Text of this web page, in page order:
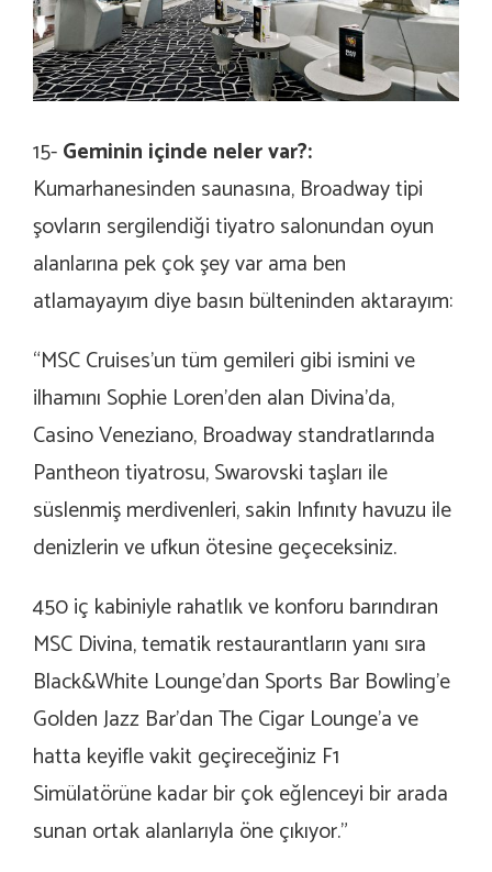
15-Geminin içinde neler var?:
Kumarhanesinden saunasına, Broadway tipi
şovların sergilendiği tiyatro salonundan oyun
alanlarına pek çok şey var ama ben
atlamayayım diye basın bülteninden aktarayım:
“MSC Cruises’un tüm gemileri gibi ismini ve
ilhamını Sophie Loren’den alan Divina’da,
Casino Veneziano, Broadway standratlarında
Pantheon tiyatrosu, Swarovski taşları ile
süslenmiş merdivenleri, sakin Infınıty havuzu ile
denizlerin ve ufkun ötesine geçeceksiniz.
450 iç kabiniyle rahatlık ve konforu barındıran
MSC Divina, tematik restaurantların yanı sıra
Black&White Lounge’dan Sports Bar Bowling’e
Golden Jazz Bar’dan The Cigar Lounge’a ve
hatta keyifle vakit geçireceğiniz F1
Simülatörüne kadar bir çok eğlenceyi bir arada
sunan ortak alanlarıyla öne çıkıyor.”